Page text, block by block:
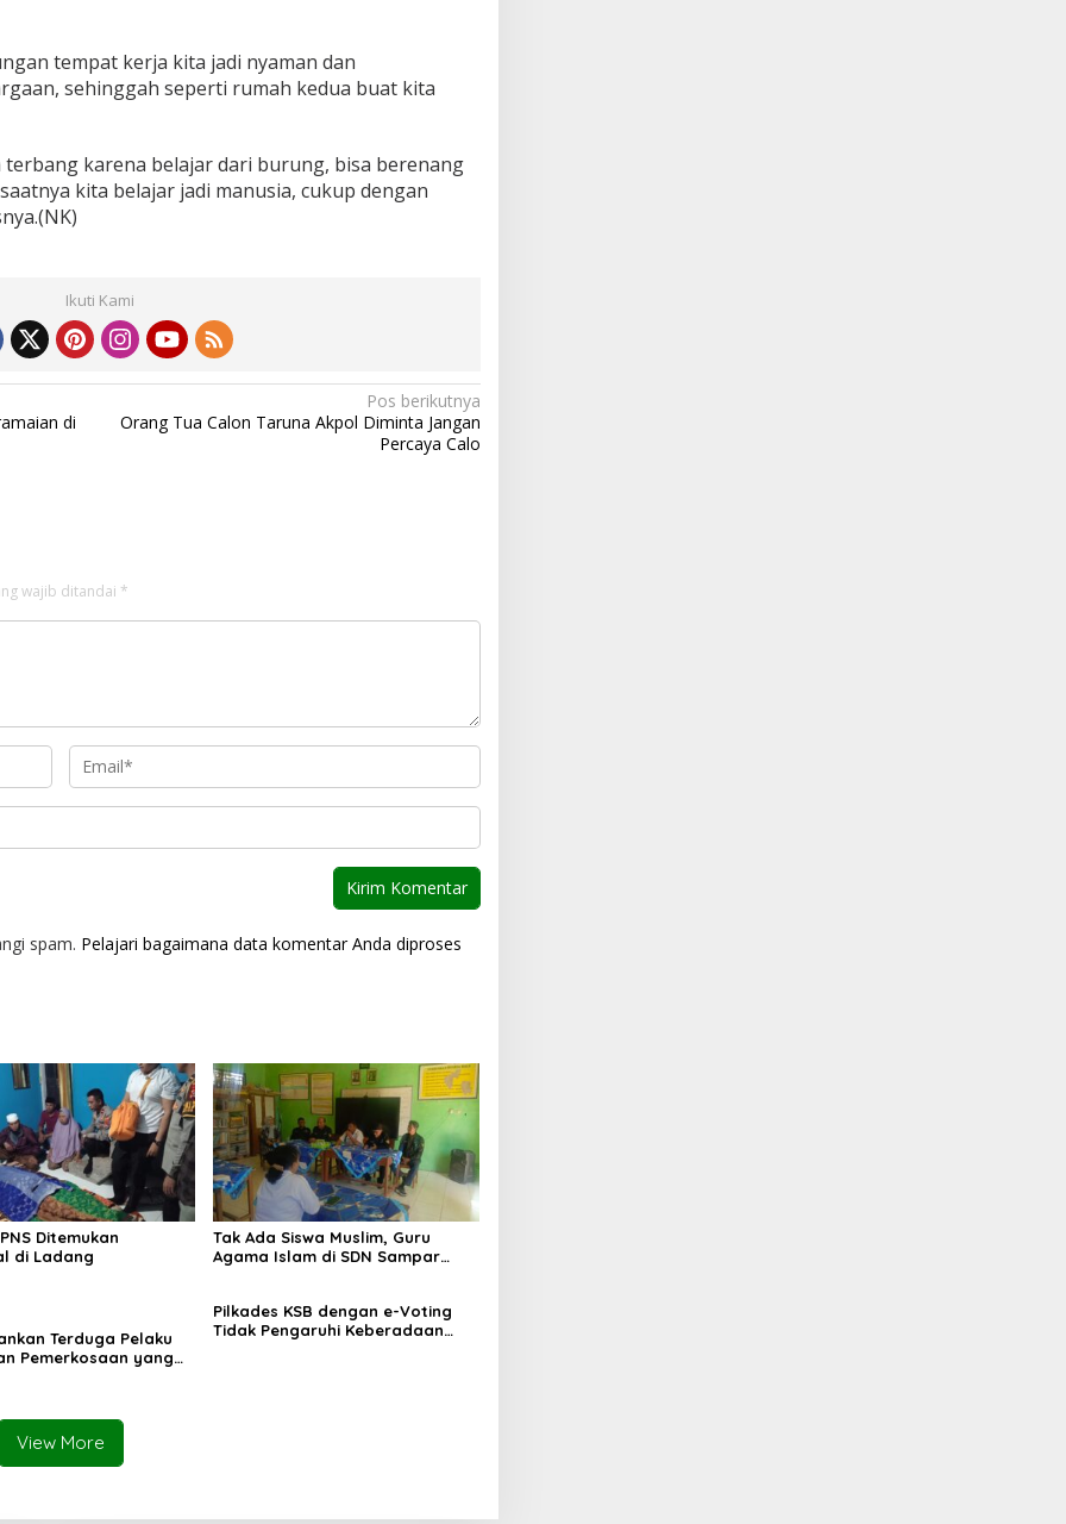
tempat kerja kita jadi nyaman dan
sehinggah seperti rumah kedua buat kita
terbang karena belajar dari burung, bisa berenang
kita belajar jadi manusia, cukup dengan
Ikuti Kami
di
Pos berikutnya
Orang Tua Calon Taruna Akpol Diminta Jangan
Percaya Calo
wajib ditandai *
spam. Pelajari bagaimana data komentar Anda diproses
Ditemukan
di Ladang
Tak Ada Siswa Muslim, Guru
Agama Islam di SDN Sampar
Terduga Pelaku
Pemerkosaan yang
Pilkades KSB dengan e-Voting
Tidak Pengaruhi Keberadaan
View More